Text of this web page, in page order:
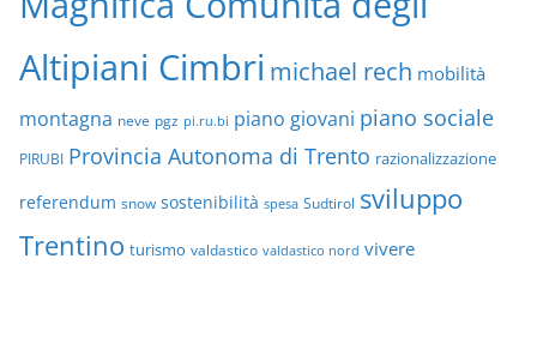
Altipiani Cimbri michael rech mobilità
montagna neve pgz pi.ru.bi piano giovani piano sociale
PIRUBI Provincia Autonoma di Trento razionalizzazione
referendum snow sostenibilità spesa Sudtirol sviluppo
Trentino turismo valdastico valdastico nord vivere